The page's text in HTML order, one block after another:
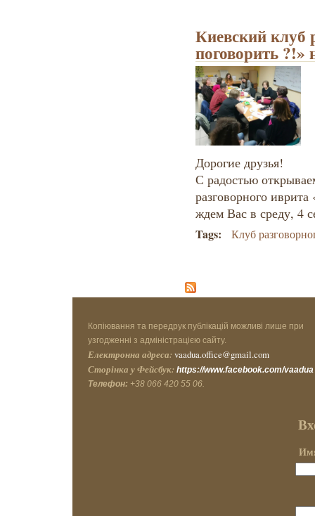
Киевский клуб
поговорить ?!»
Дорогие друзья!
С радостью
разговорного
ждем Вас в среду, 4
Tags: Клуб
Копіювання та передрук публікацій можливі лише при
узгодженні з адміністрацією сайту.
Електронна адреса: vaadua.office@gmail.com
Сторінка у Фейсбук: https://www.facebook.com/vaadua
Телефон: +38 066 420 55 06.